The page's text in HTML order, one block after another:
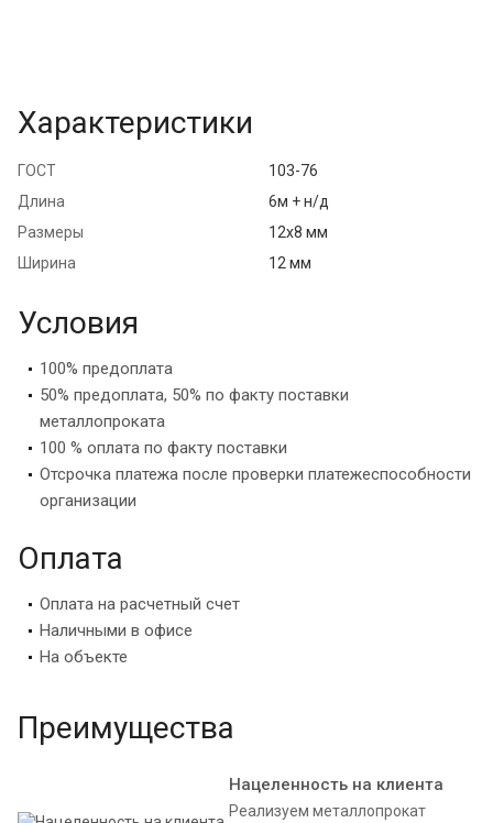
Характеристики
ГОСТ
103-76
Длина
6м + н/д
Размеры
12х8 мм
Ширина
12 мм
Условия
100% предоплата
50% предоплата, 50% по факту поставки
металлопроката
100 % оплата по факту поставки
Отсрочка платежа после проверки платежеспособности
организации
Оплата
Оплата на расчетный счет
Наличными в офисе
На объекте
Преимущества
Нацеленность на клиента
Реализуем металлопрокат